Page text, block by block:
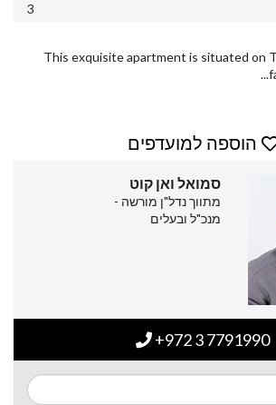
3
This exquisite apartment is situated on
...
הוספה למועדפים
סמואל ואן קוט
מתווך נדל"ן מורשה -
מנכ"ל ובעלים
+972 3 7791990